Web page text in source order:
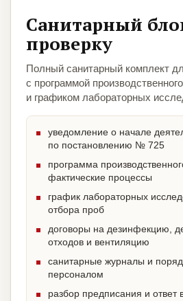
Санитарный
проверку
Полный санитарный комплект
с программой
и графиком лабораторных
уведомление о начале
по постановлению № 725
программа
фактические процессы
график лабораторных
отбора проб
договоры на дезинфекцию,
отходов и вентиляцию
санитарные журналы и
персоналом
разбор предписания и ответ